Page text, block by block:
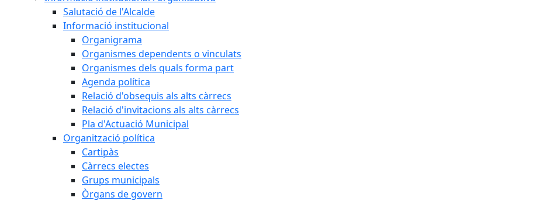
Salutació de l'Alcalde
Informació institucional
Organigrama
Organismes dependents o vinculats
Organismes dels quals forma part
Agenda política
Relació d'obsequis als alts càrrecs
Relació d'invitacions als alts càrrecs
Pla d'Actuació Municipal
Organització política
Cartipàs
Càrrecs electes
Grups municipals
Òrgans de govern